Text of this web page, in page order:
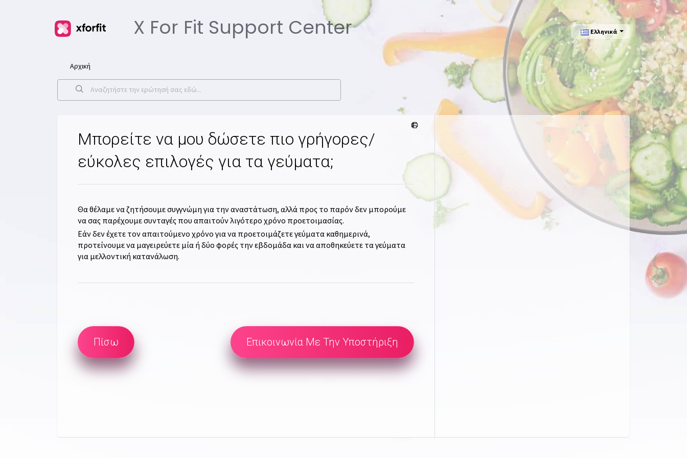
X For Fit Support Center Ελληνικά
Αρχική
Μπορείτε να μου δώσετε πιο γρήγορες/
εύκολες επιλογές για τα γεύματα;
Θα θέλαμε να ζητήσουμε συγγνώμη για την αναστάτωση, αλλά προς το παρόν δεν μπορούμε
να σας παρέχουμε συνταγές που απαιτούν λιγότερο χρόνο προετοιμασίας.
Εάν δεν έχετε τον απαιτούμενο χρόνο για να προετοιμάζετε γεύματα καθημερινά,
προτείνουμε να μαγειρεύετε μία ή δύο φορές την εβδομάδα και να αποθηκεύετε τα γεύματα
για μελλοντική κατανάλωση.
Πίσω Επικοινωνία Με Την Υποστήριξη